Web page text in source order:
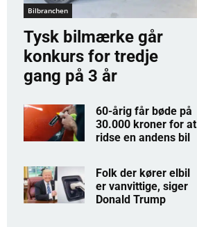
Bilbranchen
Tysk bilmærke går
konkurs for tredje
gang på 3 år
60-årig får bøde på
30.000 kroner for at
ridse en andens bil
Folk der kører elbil
er vanvittige, siger
Donald Trump